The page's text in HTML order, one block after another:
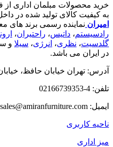
خرید محصولات مبلمان اداری از
به کیفیت کالای تولید شده در
امیران نماینده رسمی برند های
رادسیستم، داتیس، راحتیران،
گلدسیت، نظری، انرژی، سیلا و
در ایران می باشد.
آدرس: تهران خیابان حافظ،
تلفن: 4-02166739353
ایمیل: sales@amiranfurniture.com
ناحیه کاربری
میز اداری